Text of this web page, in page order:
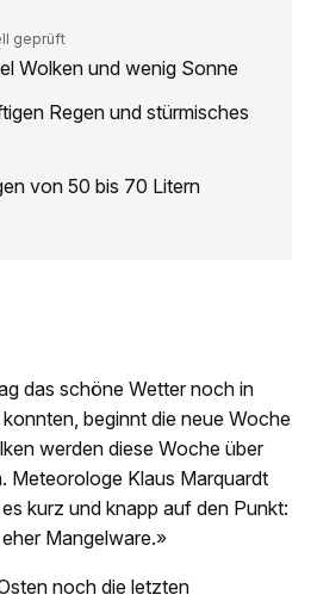
geprüft
Wolken und wenig Sonne
Regen und stürmisches
von 50 bis 70 Litern
das schöne Wetter noch in
beginnt die neue Woche
werden diese Woche über
Meteorologe Klaus Marquardt
kurz und knapp auf den Punkt:
Mangelware.»
noch die letzten